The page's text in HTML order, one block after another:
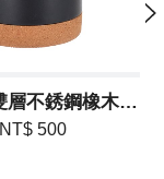
滑蓋式雙層不銹鋼橡木軟底杯 400ML-黑色
NT$ 500